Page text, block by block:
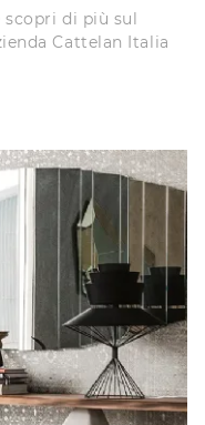
scopri di più sul
Cattelan Italia